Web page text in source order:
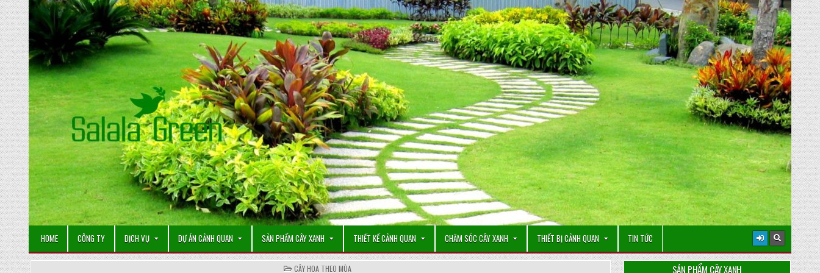
Skip
to
content
HOME CÔNG TY DỊCH VỤ DỰ ÁN CẢNH QUAN SẢN PHẨM CÂY XANH THIẾT KẾ CẢNH QUAN CHĂM SÓC CÂY XANH THIẾT BỊ CẢNH QUAN TIN TỨC
POSTED
CÂY HOA THEO MÙA SẢN PHẨM CÂY XANH